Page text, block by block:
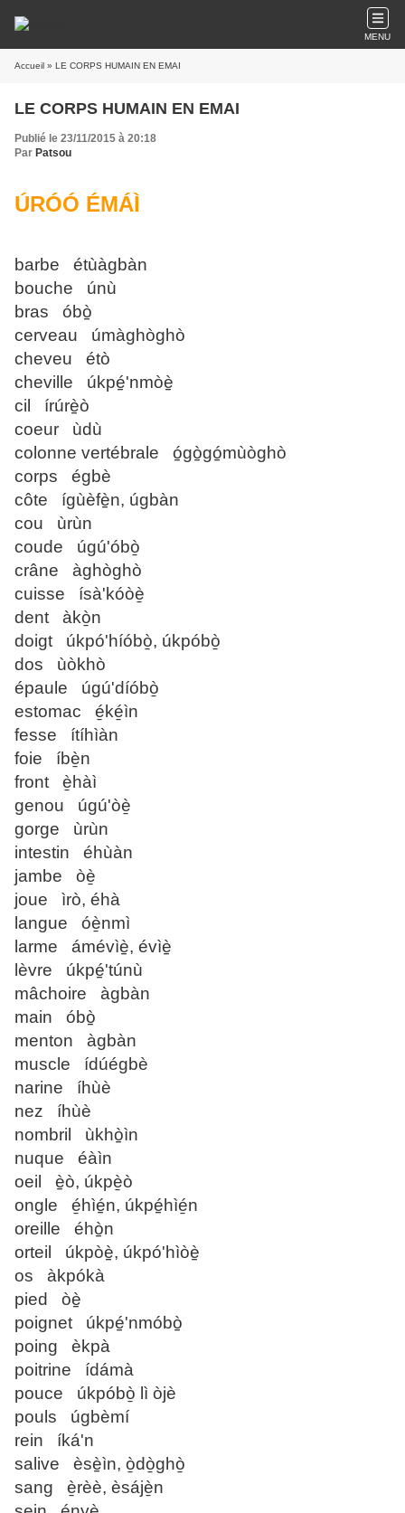
MENU
Accueil » LE CORPS HUMAIN EN EMAI
LE CORPS HUMAIN EN EMAI
Publié le 23/11/2015 à 20:18
Par Patsou
ÚRÓÓ ÉMÁÌ
barbe étùàgbàn
bouche únù
bras óbò̠
cerveau úmàghòghò
cheveu étò
cheville úkpé̠'nmòè̠
cil írúrè̠ò
coeur ùdù
colonne vertébrale ó̠gò̠gó̠mùòghò
corps égbè
côte ígùèfè̠n, úgbàn
cou ùrùn
coude úgú'óbò̱
crâne àghòghò
cuisse ísà'kóòè̱
dent àkò̱n
doigt úkpó'híóbò̱, úkpóbò̱
dos ùòkhò
épaule úgú'díóbò̱
estomac é̱ké̱ìn
fesse ítíhìàn
foie íbè̱n
front è̱hàì
genou úgú'òè̱
gorge ùrùn
intestin éhùàn
jambe òè̱
joue ìrò, éhà
langue óè̱nmì
larme ámévìè̠, évìè̠
lèvre úkpé̠'túnù
mâchoire àgbàn
main óbò̠
menton àgbàn
muscle ídúégbè
narine íhùè
nez íhùè
nombril ùkhò̠ìn
nuque éàìn
oeil è̠ò, úkpè̱ò
ongle é̱hìé̠n, úkpé̠hìé̱n
oreille éhò̠n
orteil úkpòè̠, úkpó'hìòè̠
os àkpókà
pied òè̠
poignet úkpé̠'nmóbò̠
poing èkpà
poitrine ídámà
pouce úkpóbò̱ lì òjè
pouls úgbèmí
rein íká'n
salive èsè̠ìn, ò̱dò̱ghò̱
sang è̱rèè, èsájè̱n